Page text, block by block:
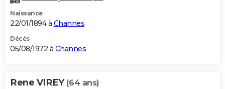
Naissance
22/01/1894 à Channes
Décès
05/08/1972 à Channes
Rene VIREY (64 ans)